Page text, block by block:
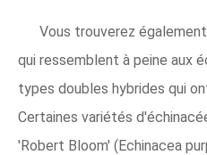
Vous trouverez
qui ressemblent à peine aux
types doubles hybrides qui
Certaines variétés
'Robert Bloom' (Echinacea